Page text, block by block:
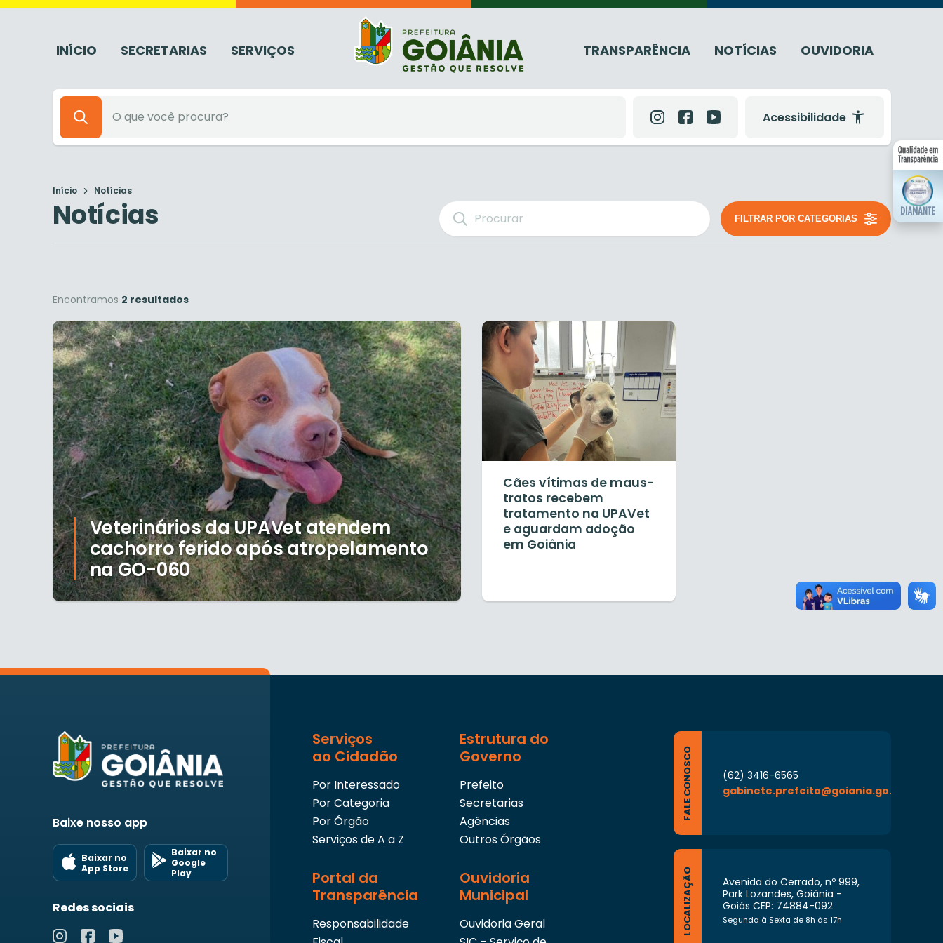
INÍCIO SECRETARIAS SERVIÇOS TRANSPARÊNCIA NOTÍCIAS OUVIDORIA
Acessibilidade
Início Notícias
Notícias FILTRAR POR CATEGORIAS
Encontramos 2 resultados
Veterinários da UPAVet atendem
cachorro ferido após atropelamento
na GO-060
Cães vítimas de maus-
tratos recebem
tratamento na UPAVet
e aguardam adoção
em Goiânia
Baixe nosso app
Baixar no
App Store
Baixar no
Google
Play
Redes sociais
Serviços
ao Cidadão
Por Interessado
Por Categoria
Por Órgão
Serviços de A a Z
Estrutura do
Governo
Prefeito
Secretarias
Agências
Outros Órgãos
Portal da
Transparência
Responsabilidade
Ouvidoria
Municipal
Ouvidoria Geral
FALE CONOSCO
(62) 3416-6565
gabinete.prefeito@goiania.go.gov.br
LOCALIZAÇÃO
Avenida do Cerrado, nº 999,
Park Lozandes, Goiânia -
Goiás CEP: 74884-092
Segunda à Sexta de 8h às 17h